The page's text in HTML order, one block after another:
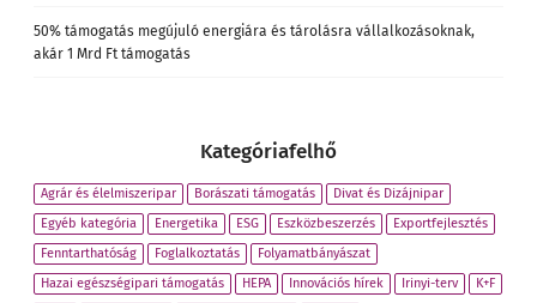
50% támogatás megújuló energiára és tárolásra vállalkozásoknak,
akár 1 Mrd Ft támogatás
Kategóriafelhő
Agrár és élelmiszeripar Borászati támogatás
Divat és Dizájnipar
Egyéb kategória
Energetika ESG Eszközbeszerzés
Exportfejlesztés
Fenntarthatóság
Foglalkoztatás
Folyamatbányászat
Hazai egészségipari támogatás
HEPA Innovációs hírek Irinyi-terv
K+F